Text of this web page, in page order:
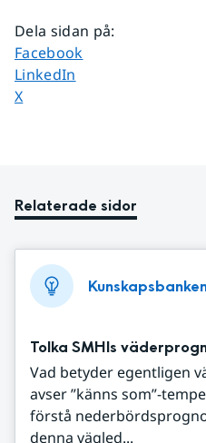
Dela sidan på:
Dela sidan på
Facebook
Dela sidan på
LinkedIn
Dela sidan på
X
Relaterade sidor
Tolka SMHIs
Vad betyder egentligen
avser ”känns som”-
förstå
denna vägled...